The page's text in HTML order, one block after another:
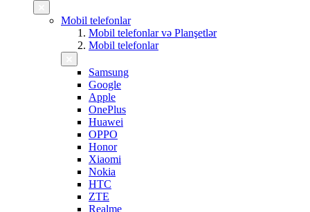
Mobil telefonlar
Mobil telefonlar və Planşetlər
Mobil telefonlar
Samsung
Google
Apple
OnePlus
Huawei
OPPO
Honor
Xiaomi
Nokia
HTC
ZTE
Realme